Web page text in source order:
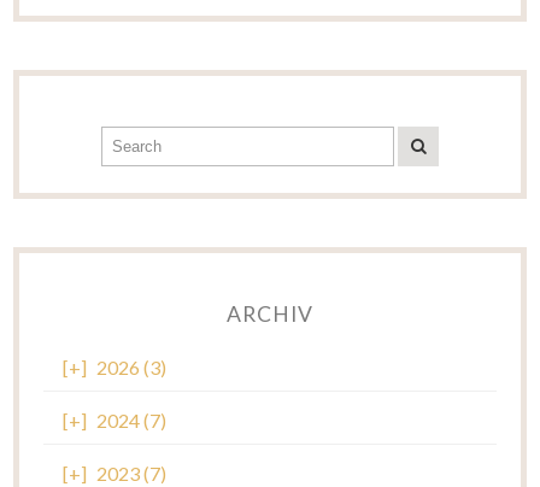
ARCHIV
[+] 2026 (3)
[+] 2024 (7)
[+] 2023 (7)